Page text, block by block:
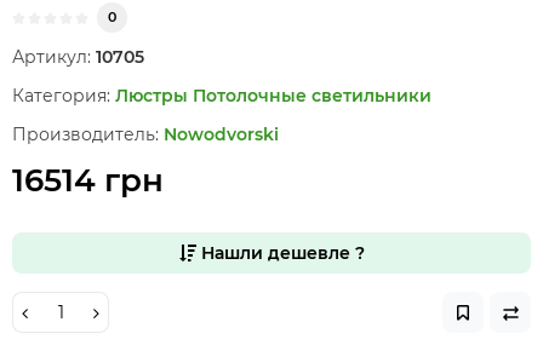
0
Артикул: 10705
Категория: Люстры Потолочные светильники
Производитель: Nowodvorski
16514 грн
Нашли дешевле ?